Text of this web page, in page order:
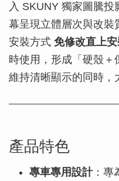
入 SKUNY 獨家圖騰
幕呈現立體層次與改裝
安裝方式 免修改直上
時使用，形成「硬殼＋
維持清晰顯示的同時，
產品特色
專車專用設計：專